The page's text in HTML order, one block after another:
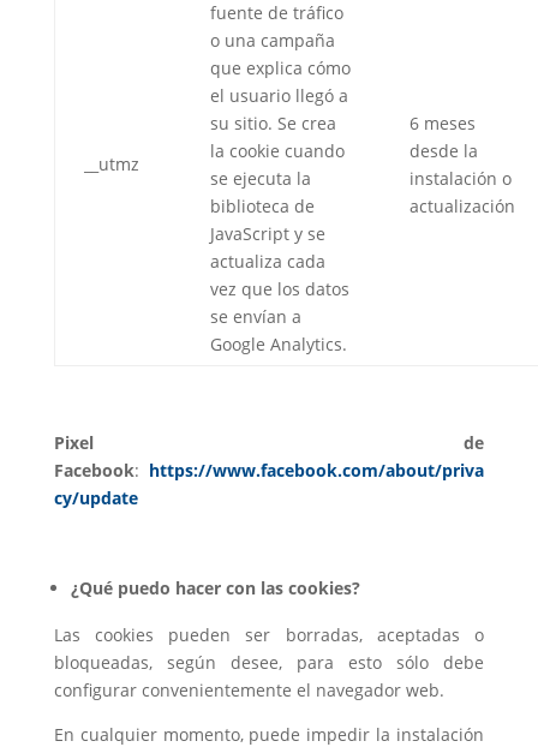
__utmz
fuente de tráfico
o una campaña
que explica cómo
el usuario llegó a
su sitio. Se crea
la cookie cuando
se ejecuta la
biblioteca de
JavaScript y se
actualiza cada
vez que los datos
se envían a
Google Analytics.
6 meses
desde la
instalación o
actualización
Pixel de
Facebook: https://www.facebook.com/about/priva
cy/update
¿Qué puedo hacer con las cookies?
Las cookies pueden ser borradas, aceptadas o
bloqueadas, según desee, para esto sólo debe
configurar convenientemente el navegador web.
En cualquier momento, puede impedir la instalación